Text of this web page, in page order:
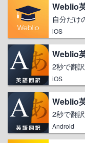
Weblio
自分だけ
iOS
Weblio
2秒で翻
iOS
Weblio
2秒で翻
Android